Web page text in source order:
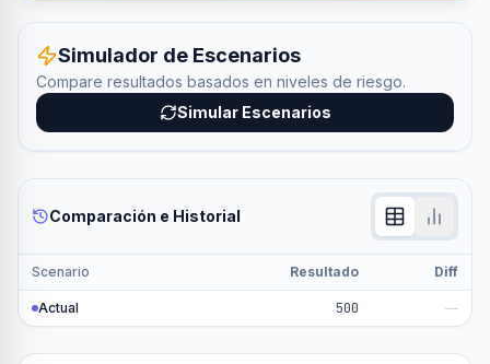
Simulador de Escenarios
Compare resultados basados en niveles de riesgo.
Simular Escenarios
Comparación e Historial
Scenario Resultado Diff
Actual 500 —